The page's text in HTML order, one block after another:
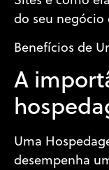
do seu negócio
Benefícios de
A
Uma
desempenha